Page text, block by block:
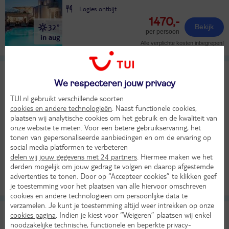
32°
in aug
Logies ontbijt
1470,-
per persoon
Bekijk
Alle verplichte kosten inbegrepen!
TUI classificatie Hotel
Er ging iets mis bij het ophalen van de prijs
Bekijk beschikbaarheid
Bekijk
Myst Boutique Hotel
TUI classificatie Hotel
We respecteren jouw privacy
TUI.nl gebruikt verschillende soorten
cookies en andere technologieën . Naast functionele cookies,
plaatsen wij analytische cookies om het gebruik en de kwaliteit van
onze website te meten. Voor een betere gebruikservaring, het
tonen van gepersonaliseerde aanbiedingen en om de ervaring op
social media platformen te verbeteren
delen wij jouw gegevens met 24 partners . Hiermee maken we het
derden mogelijk om jouw gedrag te volgen en daarop afgestemde
advertenties te tonen. Door op “Accepteer cookies” te klikken geef
je toestemming voor het plaatsen van alle hiervoor omschreven
cookies en andere technologieën om persoonlijke data te
verzamelen. Je kunt je toestemming altijd weer intrekken op onze
cookies pagina . Indien je kiest voor “Weigeren” plaatsen wij enkel
noodzakelijke technische, functionele en beperkte privacy-